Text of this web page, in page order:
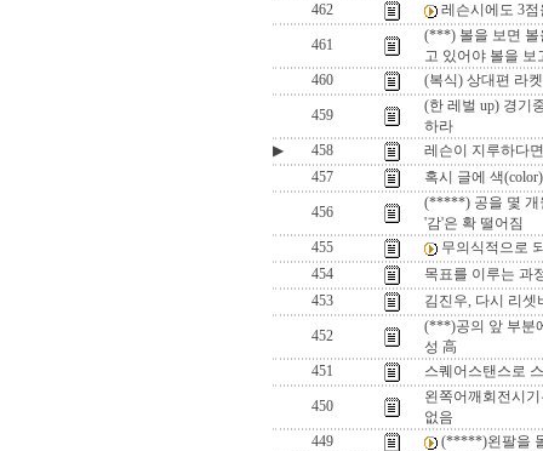
462
레슨시에도 3
461
(***) 볼을 보면 볼
고 있어야 볼을 보
460
(복식) 상대편 라
459
(한 레벌 up) 경기
하라
▶
458
레슨이 지루하다
457
혹시 글에 색
456
(*****) 공을 몇 개
'감'은 확 떨어짐
455
무의식적으로
454
목표를 이루는 과
453
김진우, 다시 리셋
452
(***)공의 앞 부분
성 高
451
스퀘어스탠스로
450
왼쪽어깨회전시
없음
449
(*****)왼팔을